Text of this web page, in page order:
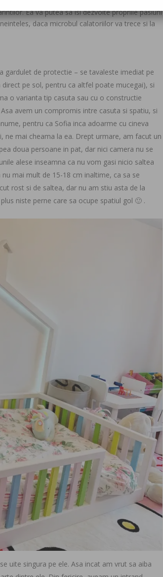
Ea va putea sa isi dezvolte propriile pasiuni
daca microbul calatoriilor va trece si la
gardulet de protectie – se tavaleste imediat pe
pe sol, pentru ca altfel poate mucegai), si
o varianta tip casuta sau cu o constructie
avem un compromis intre casuta si spatiu, si
pentru ca Sofia inca adoarme cu cineva
ne mai cheama la ea. Drept urmare, am facut un
doua persoane in pat, dar nici camera nu se
alese inseamna ca nu vom gasi nicio saltea
mai mult de 15-18 cm inaltime, ca sa se
rost si de saltea, dar nu am stiu asta de la
niste perne care sa ocupe spatiul gol 🙂 .
uite singura pe ele. Asa incat am vrut sa aiba